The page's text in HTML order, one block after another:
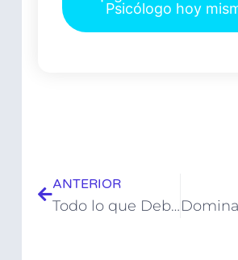
Psicólogo hoy
ANTERIOR
Todo lo que Debes Saber sobre Terapia Gestalt